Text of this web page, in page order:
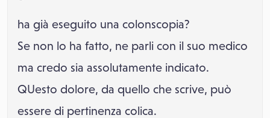
ha già eseguito una colonscopia?
Se non lo ha fatto, ne parli con il suo medico
ma credo sia assolutamente indicato.
QUesto dolore, da quello che scrive, può
essere di pertinenza colica.